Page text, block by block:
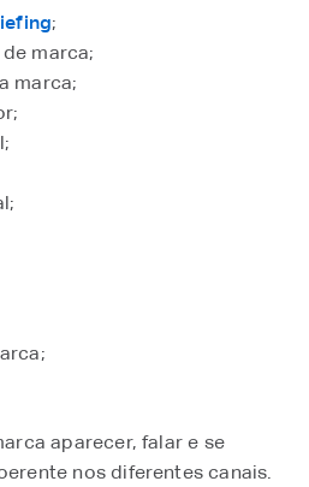
⁠;
marca;
marca;
aparecer, falar e se
nos diferentes canais.